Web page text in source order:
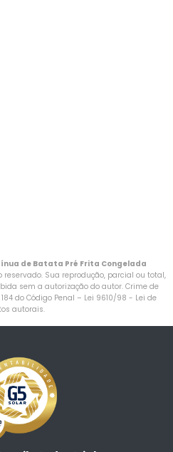
de Batata Pré Frita Congelada
reservado. Sua reprodução, parcial ou total,
sem a autorização do autor. Crime de
do Código Penal – Lei 9610/98 - Lei de
autorais.